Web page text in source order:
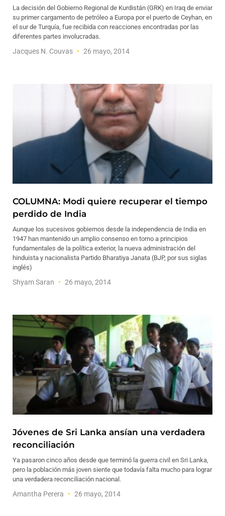
La decisión del Gobierno Regional de Kurdistán (GRK) en Iraq de enviar
su primer cargamento de petróleo a Europa por el puerto de Ceyhan, en
el sur de Turquía, fue recibida con reacciones encontradas por las
diferentes partes involucradas.
Jacques N. Couvas 26 mayo, 2014
COLUMNA: Modi quiere recuperar el tiempo
perdido de India
Aunque los sucesivos gobiernos desde la independencia de India en
1947 han mantenido un amplio consenso en torno a principios
fundamentales de la política exterior, la nueva administración del
hinduista y nacionalista Partido Bharatiya Janata (BJP, por sus siglas
inglés)
Shyam Saran 26 mayo, 2014
Jóvenes de Sri Lanka ansían una verdadera
reconciliación
Ya pasaron cinco años desde que terminó la guerra civil en Sri Lanka,
pero la población más joven siente que todavía falta mucho para lograr
una verdadera reconciliación nacional.
Amantha Perera 26 mayo, 2014